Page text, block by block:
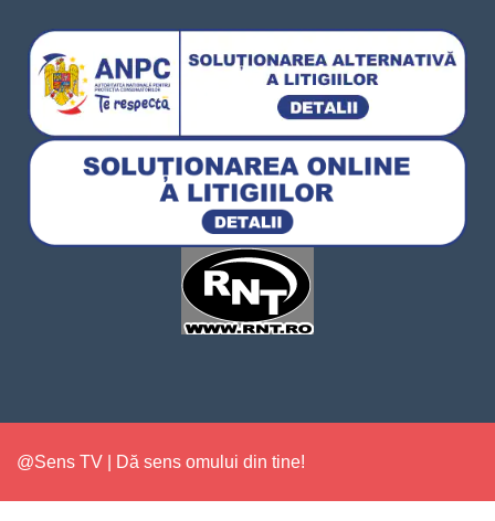
@Sens TV | Dă sens omului din tine!